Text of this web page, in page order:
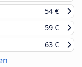
54 €
59 €
63 €